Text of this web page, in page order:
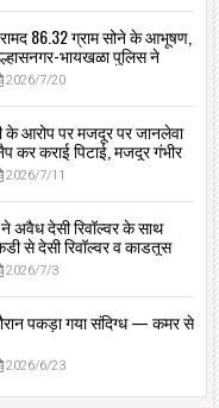
86.32 ग्राम सोने के आभूषण,
भायखळा पुलिस ने
से महत्वपूर्ण पूछताछ के बाद
रुपये मूल्य के सोने के
2026/7/20
के आरोप पर मजदूर पर जानलेवा
कर कराई पिटाई, मजदूर गंभीर
2026/7/11
अवैध देसी रिवॉल्वर के साथ
से देसी रिवॉल्वर व काडतूस
गया युवक एक दिन की
2026/7/3
पकड़ा गया संदिग्ध — कमर से
2026/6/23